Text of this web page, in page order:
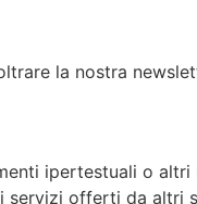
la nostra
ipertestuali o
offerti da altri